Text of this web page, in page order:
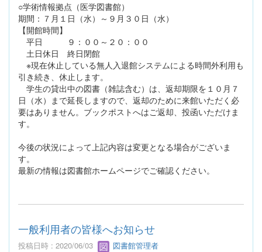
○学術情報拠点（医学図書館）
期間：７月１日（水）～９月３０日（水）
【開館時間】
平日 ９：００～２０：００
土日休日 終日閉館
※現在休止している無人入退館システムによる時間外利用も
引き続き、休止します。
学生の貸出中の図書（雑誌含む）は、返却期限を１０月７
日（水）まで延長しますので、返却のために来館いただく必
要はありません。ブックポストへはご返却、投函いただけま
す。
今後の状況によって上記内容は変更となる場合がございま
す。
最新の情報は図書館ホームページでご確認ください。
一般利用者の皆様へお知らせ
投稿日時 : 2020/06/03 図書館管理者